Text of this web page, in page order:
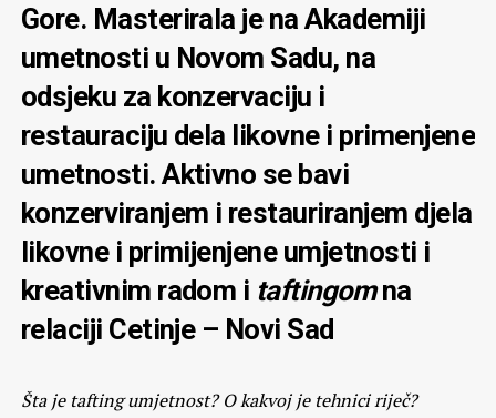
Gore. Masterirala je na Akademiji
umetnosti u Novom Sadu, na
odsjeku za konzervaciju i
restauraciju dela likovne i primenjene
umetnosti. Aktivno se bavi
konzerviranjem i restauriranjem djela
likovne i primijenjene umjetnosti i
kreativnim radom i taftingomna
relaciji Cetinje – Novi Sad
Šta je tafting umjetnost? O kakvoj je tehnici riječ?